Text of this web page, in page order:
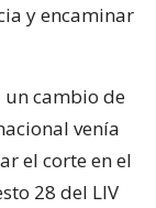
y encaminar
un cambio de
venía
el corte en el
28 del LIV